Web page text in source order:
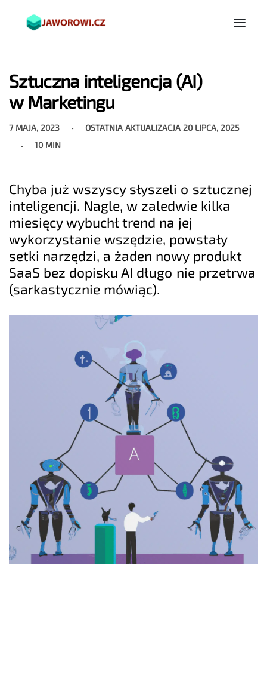
Sztuczna inteligencja (AI)
w Marketingu
7 MAJA, 2023 OSTATNIA AKTUALIZACJA 20 LIPCA, 2025
10 MIN
Chyba już wszyscy słyszeli o sztucznej
inteligencji. Nagle, w zaledwie kilka
miesięcy wybuchł trend na jej
wykorzystanie wszędzie, powstały
setki narzędzi, a żaden nowy produkt
SaaS bez dopisku AI długo nie przetrwa
(sarkastycznie mówiąc).